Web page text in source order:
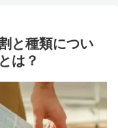
と種類につい
は？